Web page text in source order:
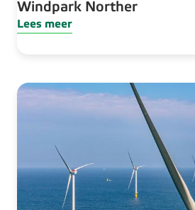
Windpark Norther
Lees meer